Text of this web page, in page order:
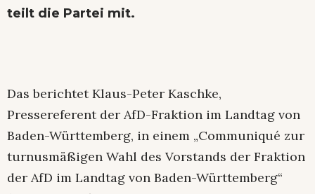
teilt die Partei mit.
Das berichtet Klaus-Peter Kaschke,
Pressereferent der AfD-Fraktion im Landtag von
Baden-Württemberg, in einem „Communiqué zur
turnusmäßigen Wahl des Vorstands der Fraktion
der AfD im Landtag von Baden-Württemberg“